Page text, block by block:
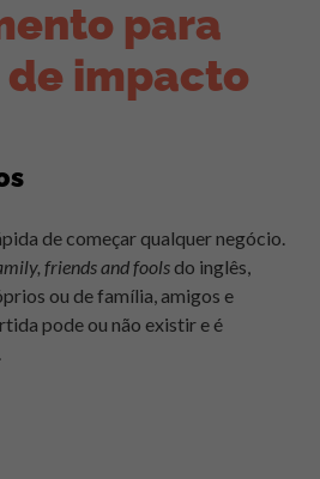
para
de impacto
de começar qualquer negócio.
friends and fools do inglês,
ou de família, amigos e
pode ou não existir e é